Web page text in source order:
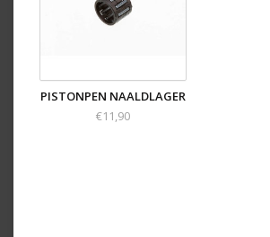
PISTONPEN NAALDLAGER
€11,90